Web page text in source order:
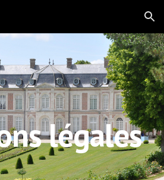
Skip to navigation
légales